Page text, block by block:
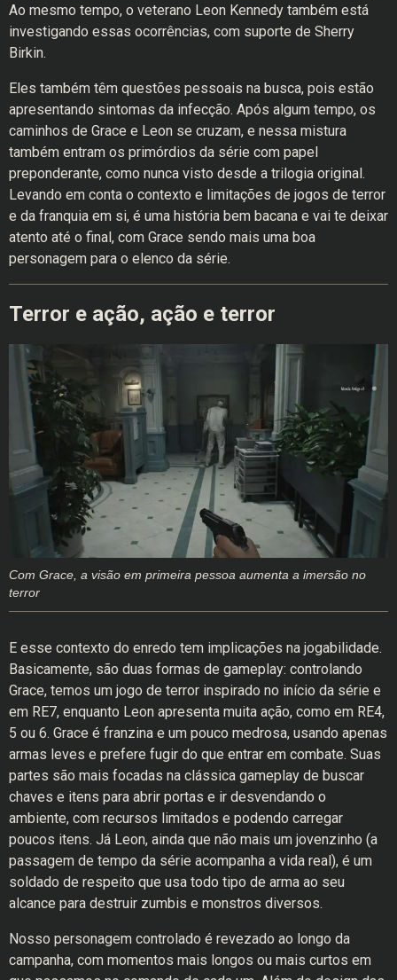
Ao mesmo tempo, o veterano Leon Kennedy também está
investigando essas ocorrências, com suporte de Sherry
Birkin.
Eles também têm questões pessoais na busca, pois estão
apresentando sintomas da infecção. Após algum tempo, os
caminhos de Grace e Leon se cruzam, e nessa mistura
também entram os primórdios da série com papel
preponderante, como nunca visto desde a trilogia original.
Levando em conta o contexto e limitações de jogos de terror
e da franquia em si, é uma história bem bacana e vai te deixar
atento até o final, com Grace sendo mais uma boa
personagem para o elenco da série.
Terror e ação, ação e terror
Com Grace, a visão em primeira pessoa aumenta a imersão no
terror
E esse contexto do enredo tem implicações na jogabilidade.
Basicamente, são duas formas de gameplay: controlando
Grace, temos um jogo de terror inspirado no início da série e
em RE7, enquanto Leon apresenta muita ação, como em RE4,
5 ou 6. Grace é franzina e um pouco medrosa, usando apenas
armas leves e prefere fugir do que entrar em combate. Suas
partes são mais focadas na clássica gameplay de buscar
chaves e itens para abrir portas e ir desvendando o
ambiente, com recursos limitados e podendo carregar
poucos itens. Já Leon, ainda que não mais um jovenzinho (a
passagem de tempo da série acompanha a vida real), é um
soldado de respeito que usa todo tipo de arma ao seu
alcance para destruir zumbis e monstros diversos.
Nosso personagem controlado é revezado ao longo da
campanha, com momentos mais longos ou mais curtos em